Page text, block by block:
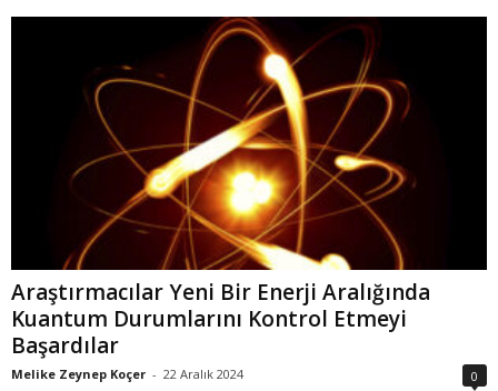
Araştırmacılar Yeni Bir Enerji Aralığında
Kuantum Durumlarını Kontrol Etmeyi
Başardılar
Melike Zeynep Koçer - 22 Aralık 2024 0